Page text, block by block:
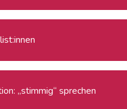
„stimmig“ sprechen